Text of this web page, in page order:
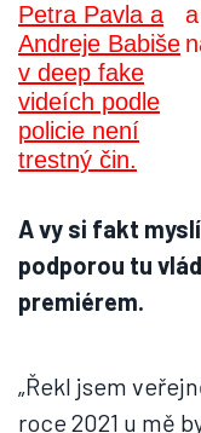
A vy si fakt
podporou tu
premiérem.
„Řekl jsem
roce 2021 u mě